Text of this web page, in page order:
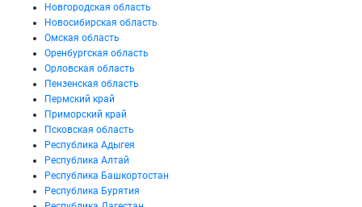
Новгородская область
Новосибирская область
Омская область
Оренбургская область
Орловская область
Пензенская область
Пермский край
Приморский край
Псковская область
Республика Адыгея
Республика Алтай
Республика Башкортостан
Республика Бурятия